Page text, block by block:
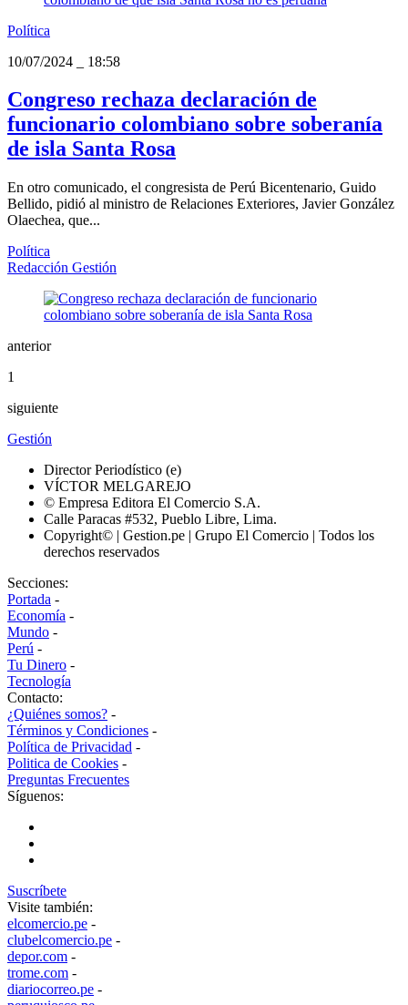
Política
10/07/2024
18:58
Congreso rechaza declaración de
funcionario colombiano sobre soberanía
de isla Santa Rosa
En otro comunicado, el congresista de Perú Bicentenario, Guido
Bellido, pidió al ministro de Relaciones Exteriores, Javier González
Olaechea, que...
Política
Redacción Gestión
anterior
1
siguiente
Gestión
Director Periodístico (e)
VÍCTOR MELGAREJO
© Empresa Editora El Comercio S.A.
Calle Paracas #532, Pueblo Libre, Lima.
Copyright© | Gestion.pe | Grupo El Comercio | Todos los
derechos reservados
Secciones:
Portada -
Economía -
Mundo -
Perú -
Tu Dinero -
Tecnología
Contacto:
¿Quiénes somos? -
Términos y Condiciones -
Política de Privacidad -
Politica de Cookies -
Preguntas Frecuentes
Síguenos:
Suscríbete
Visite también:
elcomercio.pe -
clubelcomercio.pe -
depor.com -
trome.com -
diariocorreo.pe -